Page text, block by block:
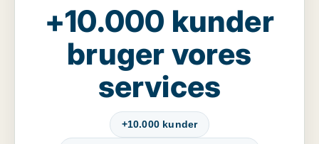
+10.000 kunder
bruger vores
services
+10.000 kunder